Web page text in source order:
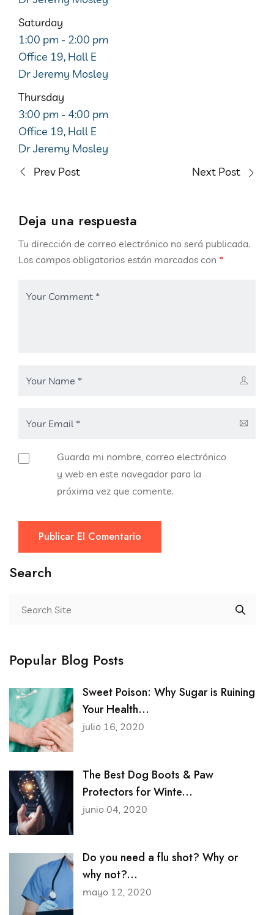
Saturday
1:00 pm - 2:00 pm
Office 19, Hall E
Dr Jeremy Mosley
Thursday
3:00 pm - 4:00 pm
Office 19, Hall E
Dr Jeremy Mosley
Prev Post
Next Post
Deja una respuesta
Tu dirección de correo electrónico no será publicada.
Los campos obligatorios están marcados con *
Guarda mi nombre, correo electrónico
y web en este navegador para la
próxima vez que comente.
Publicar El Comentario
Search
Popular Blog Posts
Sweet Poison: Why Sugar is Ruining
Your Health...
julio 16, 2020
The Best Dog Boots & Paw
Protectors for Winte...
junio 04, 2020
Do you need a flu shot? Why or
why not?...
mayo 12, 2020